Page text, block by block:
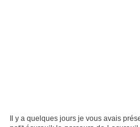
Il y a quelques jours je vous avais